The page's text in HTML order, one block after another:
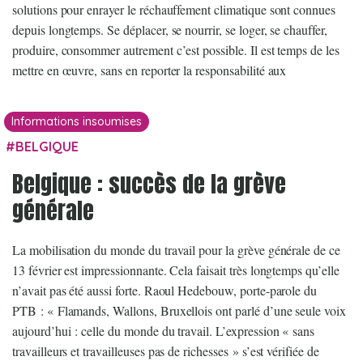
solutions pour enrayer le réchauffement climatique sont connues
depuis longtemps. Se déplacer, se nourrir, se loger, se chauffer,
produire, consommer autrement c’est possible. Il est temps de les
mettre en œuvre, sans en reporter la responsabilité aux
Informations insoumises
BELGIQUE
Belgique : succès de la grève
générale
La mobilisation du monde du travail pour la grève générale de ce
13 février est impressionnante. Cela faisait très longtemps qu’elle
n’avait pas été aussi forte. Raoul Hedebouw, porte-parole du
PTB : « Flamands, Wallons, Bruxellois ont parlé d’une seule voix
aujourd’hui : celle du monde du travail. L’expression « sans
travailleurs et travailleuses pas de richesses » s’est vérifiée de